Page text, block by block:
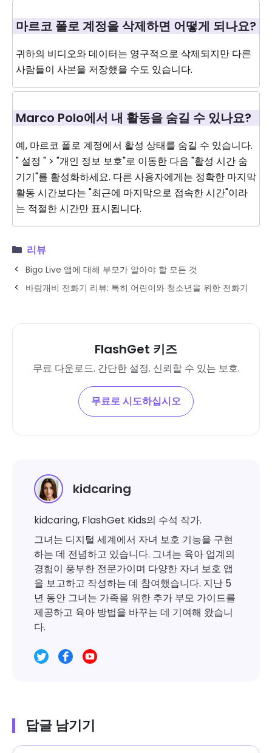
마르코 폴로 계정을 삭제하면 어떻게 되나요?
귀하의 비디오와 데이터는 영구적으로 삭제되지만 다른
사람들이 사본을 저장했을 수도 있습니다.
Marco Polo에서 내 활동을 숨길 수 있나요?
예, 마르코 폴로 계정에서 활성 상태를 숨길 수 있습니다.
" 설정 " > "개인 정보 보호"로 이동한 다음 "활성 시간 숨
기기"를 활성화하세요. 다른 사용자에게는 정확한 마지막
활동 시간보다는 "최근에 마지막으로 접속한 시간"이라
는 적절한 시간만 표시됩니다.
리뷰
Bigo Live 앱에 대해 부모가 알아야 할 모든 것
바람개비 전화기 리뷰: 특히 어린이와 청소년을 위한 전화기
FlashGet 키즈
무료 다운로드. 간단한 설정. 신뢰할 수 있는 보호.
무료로 시도하십시오
kidcaring
kidcaring, FlashGet Kids의 수석 작가.
그녀는 디지털 세계에서 자녀 보호 기능을 구현
하는 데 전념하고 있습니다. 그녀는 육아 업계의
경험이 풍부한 전문가이며 다양한 자녀 보호 앱
을 보고하고 작성하는 데 참여했습니다. 지난 5
년 동안 그녀는 가족을 위한 추가 부모 가이드를
제공하고 육아 방법을 바꾸는 데 기여해 왔습니
다.
답글 남기기